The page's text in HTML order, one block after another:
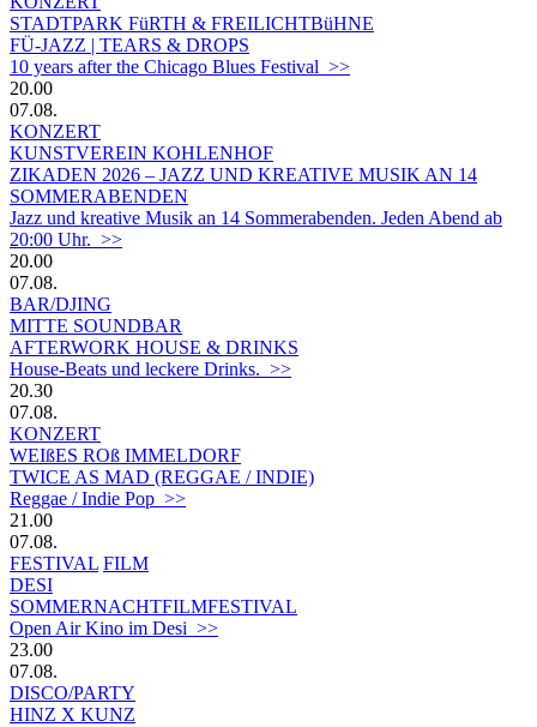
STADTPARK FüRTH & FREILICHTBüHNE
FÜ-JAZZ | TEARS & DROPS
10 years after the Chicago Blues Festival >>
20.00
07.08.
KONZERT
KUNSTVEREIN KOHLENHOF
ZIKADEN 2026 – JAZZ UND KREATIVE MUSIK AN 14
SOMMERABENDEN
Jazz und kreative Musik an 14 Sommerabenden. Jeden Abend ab
20:00 Uhr. >>
20.00
07.08.
BAR/DJING
MITTE SOUNDBAR
AFTERWORK HOUSE & DRINKS
House-Beats und leckere Drinks. >>
20.30
07.08.
KONZERT
WEIßES ROß IMMELDORF
TWICE AS MAD (REGGAE / INDIE)
Reggae / Indie Pop >>
21.00
07.08.
FESTIVAL FILM
DESI
SOMMERNACHTFILMFESTIVAL
Open Air Kino im Desi >>
23.00
07.08.
DISCO/PARTY
HINZ X KUNZ